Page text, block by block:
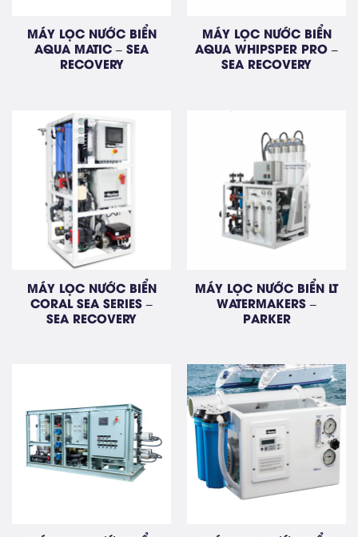
MÁY LỌC NƯỚC BIỂN
AQUA MATIC – SEA
RECOVERY
MÁY LỌC NƯỚC BIỂN
AQUA WHIPSPER PRO –
SEA RECOVERY
MÁY LỌC NƯỚC BIỂN
CORAL SEA SERIES –
SEA RECOVERY
MÁY LỌC NƯỚC BIỂN LT
WATERMAKERS –
PARKER